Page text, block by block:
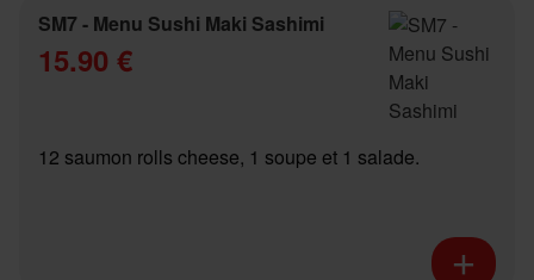
SM7 - Menu Sushi Maki Sashimi
15.90 €
12 saumon rolls cheese, 1 soupe et 1 salade.